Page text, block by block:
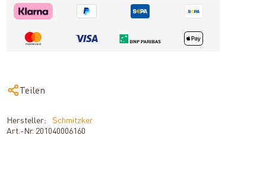
Teilen
Hersteller:
Schmitzker
Art.-Nr. 201040006160